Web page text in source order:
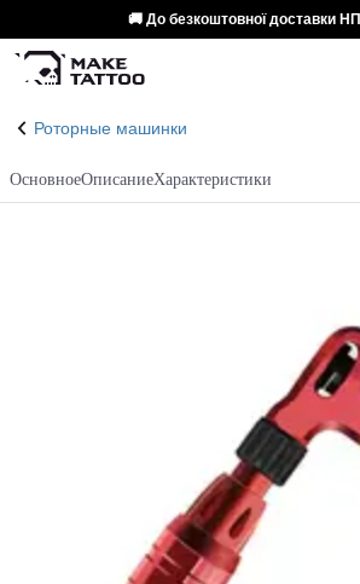
🚚 До безкоштовної доставки НП
Роторные машинки
ОсновноеОписаниеХарактеристики